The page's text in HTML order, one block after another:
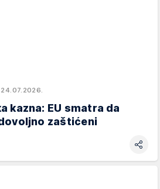
24.07.2026.
kazna: EU smatra da
zaštićeni